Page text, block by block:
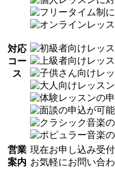
対応
コー
ス
営業
案内
現在お申し込み受付
お気軽にお問い合